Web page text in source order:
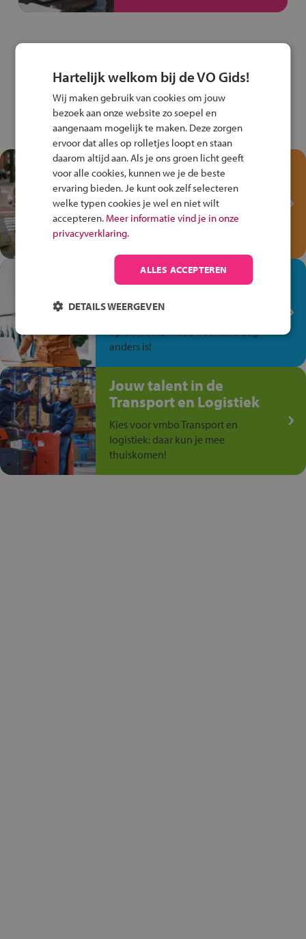
Test je kennis met het
Fiets Veilig
Verkeersspel!
Speel het Fiets Veilig Verkeersspel
en win een Cortina-fiets!
In de winkel ben je op je
op de winkelvloer, waar elke dag
anders is!
Jouw talent in de
Transport en Logistiek
Kies voor vmbo Transport en
logistiek: daar kun je mee
thuiskomen!
Hartelijk welkom bij de VO Gids!
Wij maken gebruik van cookies om jouw
bezoek aan onze website zo soepel en
aangenaam mogelijk te maken. Deze zorgen
ervoor dat alles op rolletjes loopt en staan
daarom altijd aan. Als je ons groen licht geeft
voor alle cookies, kunnen we je de beste
ervaring bieden. Je kunt ook zelf selecteren
welke typen cookies je wel en niet wilt
accepteren. Meer informatie vind je in onze
privacyverklaring.
ALLES ACCEPTEREN
DETAILS WEERGEVEN